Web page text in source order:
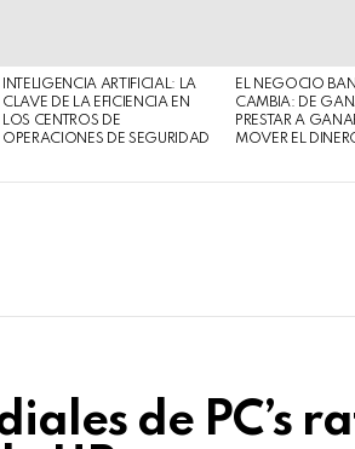
INTELIGENCIA ARTIFICIAL: LA
CLAVE DE LA EFICIENCIA EN
LOS CENTROS DE
OPERACIONES DE SEGURIDAD
EL NEGOCIO
CAMBIA: DE
PRESTAR A
MOVER EL
de PC’s